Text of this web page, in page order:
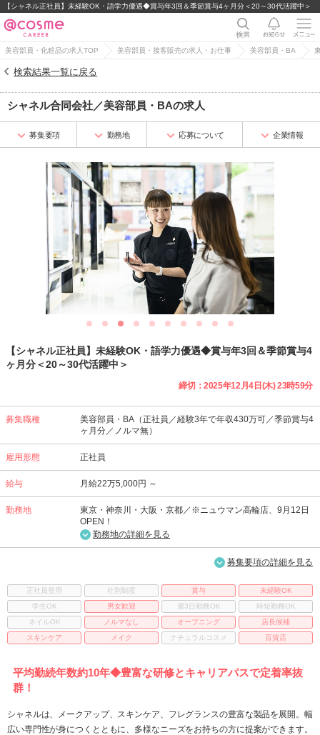
【シャネル正社員】未経験OK・語学力優遇◆賞与年3回＆季節賞与4ヶ月分＜20～30代活躍中＞
美容部員・化粧品の求人TOP 美容部員・接客販売の求人・お仕事 美容部員・BA
検索結果一覧に戻る
シャネル合同会社／美容部員・BAの求人
募集要項 勤務地 応募について 企業情報
【シャネル正社員】未経験OK・語学力優遇◆賞与年3回＆季節賞与4
ヶ月分＜20～30代活躍中＞
締切：2025年12月4日(木) 23時59分
募集職種
美容部員・BA（正社員／経験3年で年収430万可／季節賞与4
ヶ月分／ノルマ無）
雇用形態 正社員
給与 月給22万5,000円 ～
勤務地
東京・神奈川・大阪・京都／※ニュウマン高輪店、9月12日
OPEN！
勤務地の詳細を見る
募集要項の詳細を見る
正社員登用 社割制度 賞与
未経験OK
学生OK
男女歓迎 週3日勤務OK
時短勤務OK
ネイルOK
ノルマなし オープニング
店長候補
スキンケア
メイク ナチュラルコスメ 百貨店
平均勤続年数約10年◆豊富な研修とキャリアパスで定着率抜
群！
シャネルは、メークアップ、スキンケア、フレグランスの豊富な製品を展開。幅
広い専門性が身につくとともに、多様なニーズをお持ちの方に提案ができます。